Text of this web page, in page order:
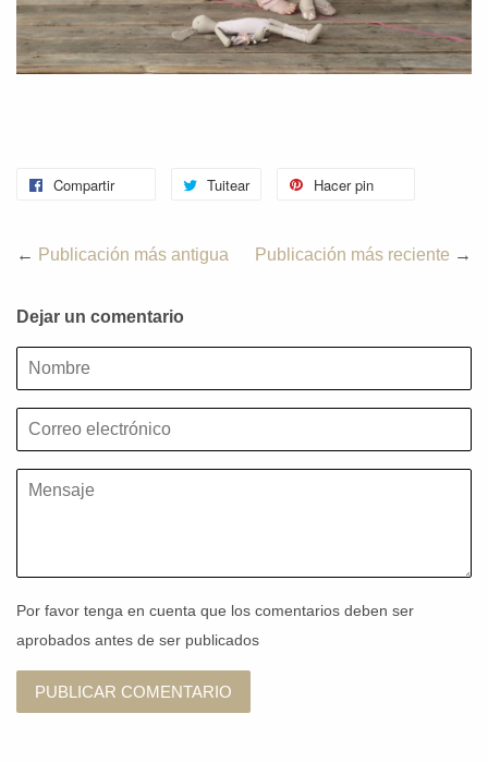
Compartir Tuitear Hacer pin
← Publicación más antigua Publicación más reciente →
Dejar un comentario
Nombre
Correo
electrónico
Mensaje
Por favor tenga en cuenta que los comentarios deben ser
aprobados antes de ser publicados